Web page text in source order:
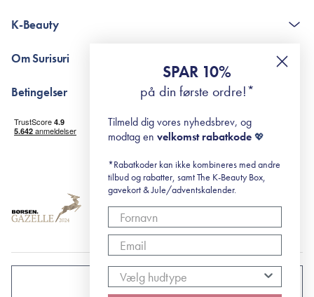
The K-Beauty Box - spørgsmål og svar
RE-ZIP
K-Beauty
Retinol for begyndere
surisuri's mini guide til rosacea
Om Surisuri
Black Friday
Betingelser
Levering og returnering
Handelsbetingelser
Abonnementsbetingelser
DANMARK
SPAR 10%
på din første ordre!*
Tilmeld dig vores nyhedsbrev, og
modtag en velkomst rabatkode 💖
*Rabatkoder kan ikke kombineres med andre
tilbud og rabatter, samt The K-Beauty Box,
gavekort & Jule/adventskalender.